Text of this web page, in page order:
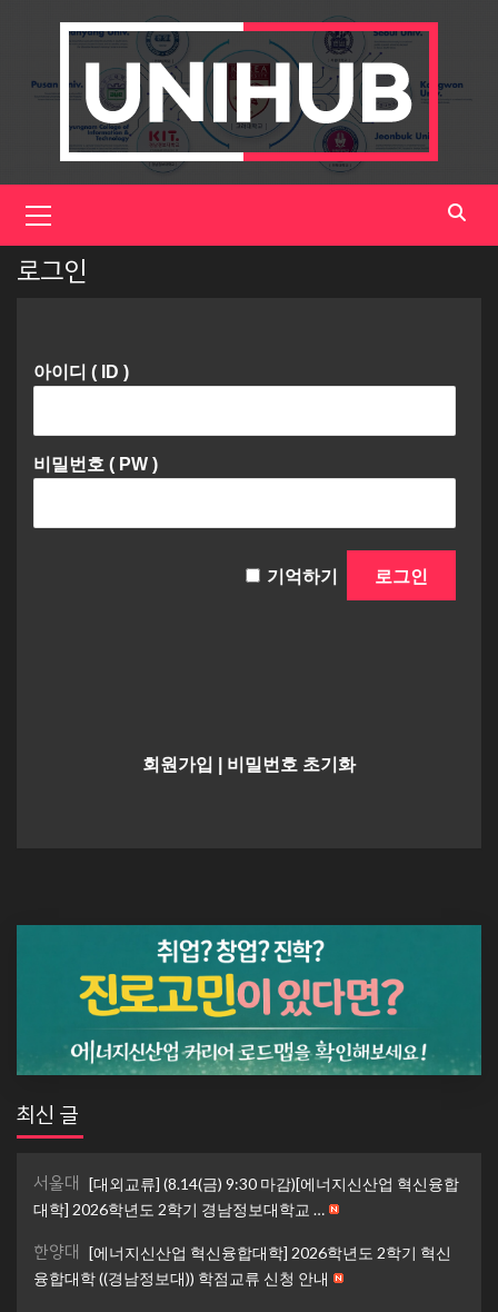
Menu
로그인
아이디 ( ID )
비밀번호 ( PW )
기억하기
회원가입 비밀번호 초기화
최신 글
서울대 [대외교류] (8.14(금) 9:30 마감)[에너지신산업 혁신융합
대학] 2026학년도 2학기 경남정보대학교 …
한양대 [에너지신산업 혁신융합대학] 2026학년도 2학기 혁신
융합대학 ((경남정보대)) 학점교류 신청 안내